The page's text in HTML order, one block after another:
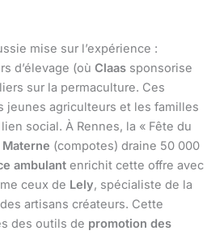
mise sur l’expérience :
d’élevage (où Claas sponsorise
sur la permaculture. Ces
jeunes agriculteurs et les familles
social. À Rennes, la « Fête du
Materne (compotes) draine 50 000
ambulant enrichit cette offre avec
ceux de Lely, spécialiste de la
artisans créateurs. Cette
des outils de promotion des